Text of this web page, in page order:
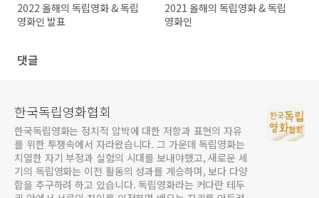
2022 올해의 독립영화 & 독립
영화인 발표
2021 올해의 독립영화 & 독립
영화인
댓글
한국독립영화협회
한국독립영화는 정치적 압박에 대한 저항과 표현의 자유
를 위한 투쟁속에서 자라왔습니다. 그 가운데 독립영화는
치열한 자기 부정과 실험의 시대를 보내야했고, 새로운 세
기의 독립영화는 이전 활동의 성과를 계승하며, 보다 다양
함을 추구하려 하고 있습니다. 독립영화라는 커다란 테두